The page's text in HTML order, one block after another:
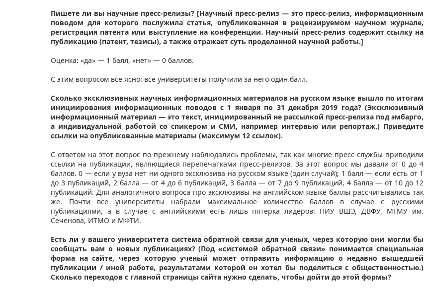
Пишете ли вы научные пресс-релизы? [Научный пресс-релиз — это пресс-релиз, информационным
поводом для которого послужила статья, опубликованная в рецензируемом научном журнале,
регистрация патента или выступление на конференции. Научный пресс-релиз содержит ссылку на
публикацию (патент, тезисы), а также отражает суть проделанной научной работы.]
​Оценка: «да» — 1 балл, «нет» — 0 баллов.
С этим вопросом все ясно: все университеты получили за него один балл.
Сколько эксклюзивных научных информационных материалов на русском языке вышло по итогам
инициирования информационных поводов с 1 января по 31 декабря 2019 года? (Эксклюзивный
информационный материал — это текст, инициированный не рассылкой пресс-релиза под эмбарго,
а индивидуальной работой со спикером и СМИ, например интервью или репортаж.) Приведите
ссылки на опубликованные материалы (максимум 12 ссылок).
С ответом на этот вопрос по-прежнему наблюдались проблемы, так как многие пресс-службы приводили
ссылки на публикации, являющиеся перепечатками пресс-релизов. За этот вопрос мы давали от 0 до 4
баллов. 0 — если у вуза нет ни одного эксклюзива на русском языке (один случай); 1 балл — если есть от 1
до 3 публикаций, 2 балла — от 4 до 6 публикаций, 3 балла — от 7 до 9 публикаций, 4 балла — от 10 до 12
публикаций. Для аналогичного вопроса про эксклюзивы на английском языке баллы рассчитывались так
же. Почти все университеты набрали максимальное количество баллов в случае с русскими
публикациями, а в случае с английскими есть лишь пятерка лидеров: НИУ ВШЭ, ДВФУ, МГМУ им.
Сеченова, ИТМО и МФТИ.
Есть ли у вашего университета система обратной связи для ученых, через которую они могли бы
сообщать вам о новых публикациях? (Под «системой обратной связи» понимается специальная
форма на сайте, через которую ученый может отправить информацию о недавно вышедшей
публикации / иной работе, результатами которой он хотел бы поделиться с общественностью.)
Сколько переходов с главной страницы сайта нужно сделать, чтобы дойти до этой формы?